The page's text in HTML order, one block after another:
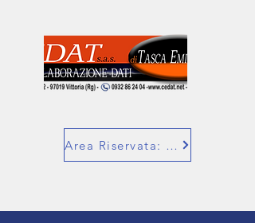
Area Riservata: SuperBill